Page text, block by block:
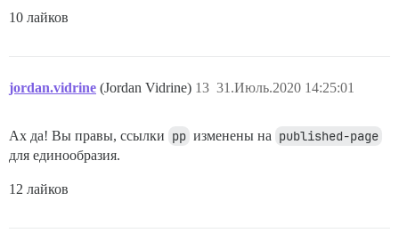
10 лайков
jordan.vidrine (Jordan Vidrine) 31.Июль.2020 14:25:01
13
Ах да! Вы правы, ссылки pp изменены на published-page
для единообразия.
12 лайков